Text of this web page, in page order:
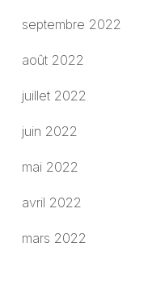
septembre 2022
août 2022
juillet 2022
juin 2022
mai 2022
avril 2022
mars 2022